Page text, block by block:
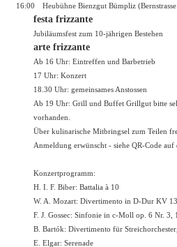
16:00 Heubühne Bienzgut Bümpliz
festa frizzante
Jubiläumsfest zum 10-jährigen Bestehen
arte frizzante
Ab 16 Uhr: Eintreffen und Barbetrieb
17 Uhr: Konzert
18.30 Uhr: gemeinsames Anstossen
Ab 19 Uhr: Grill und Buffet Grillgut bitte
vorhanden.
Über kulinarische Mitbringsel zum Teilen
Anmeldung erwünscht - siehe QR-Code auf
Konzertprogramm:
H. I. F. Biber: Battalia à 10
W. A. Mozart: Divertimento in D-Dur KV
F. J. Gossec: Sinfonie in c-Moll op. 6 Nr. 3,
B. Bartók: Divertimento für
E. Elgar: Serenade